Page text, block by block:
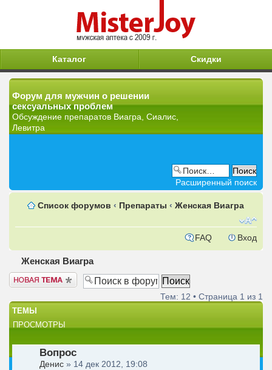
Каталог Скидки
Форум для мужчин о решении
сексуальных проблем
Обсуждение препаратов Виагра, Сиалис,
Левитра
Расширенный поиск
Список форумов ‹ Препараты ‹ Женская Виагра
FAQ Вход
Женская Виагра
Новая тема
Тем: 12 • Страница 1 из 1
ТЕМЫ
ПРОСМОТРЫ
Вопрос
Денис » 14 дек 2012, 19:08